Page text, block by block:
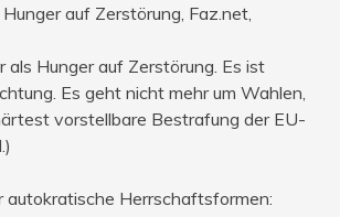
auf Zerstörung, Faz.net,
als Hunger auf Zerstörung. Es ist
Es geht nicht mehr um Wahlen,
vorstellbare Bestrafung der EU-
autokratische Herrschaftsformen: